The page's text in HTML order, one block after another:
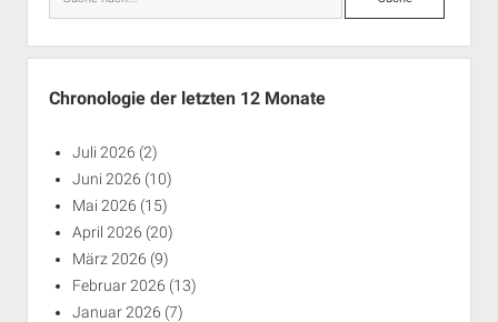
Chronologie der letzten 12 Monate
Juli 2026 (2)
Juni 2026 (10)
Mai 2026 (15)
April 2026 (20)
März 2026 (9)
Februar 2026 (13)
Januar 2026 (7)